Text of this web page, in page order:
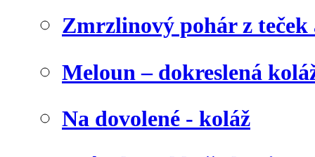
Zmrzlinový pohár z
Meloun – dokreslená
Na dovolené - koláž